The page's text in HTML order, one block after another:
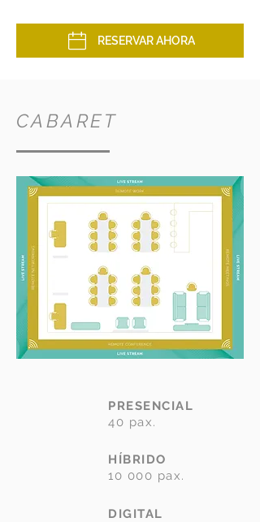
RESERVAR AHORA
CABARET
PRESENCIAL
40 pax.
HÍBRIDO
10 000 pax.
DIGITAL